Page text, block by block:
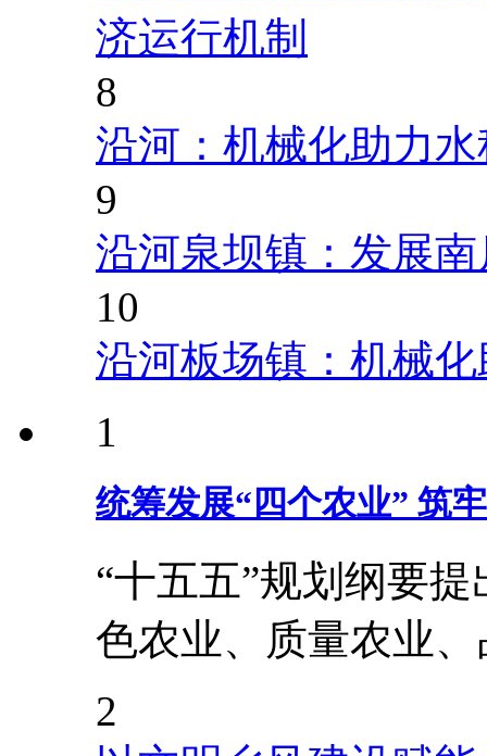
济运行机制
8
沿河：机械化助力
9
沿河泉坝镇：发展
10
沿河板场镇：机械
1
统筹发展“四个农业” 筑
“十五五”规划纲要
色农业、质量农业
2